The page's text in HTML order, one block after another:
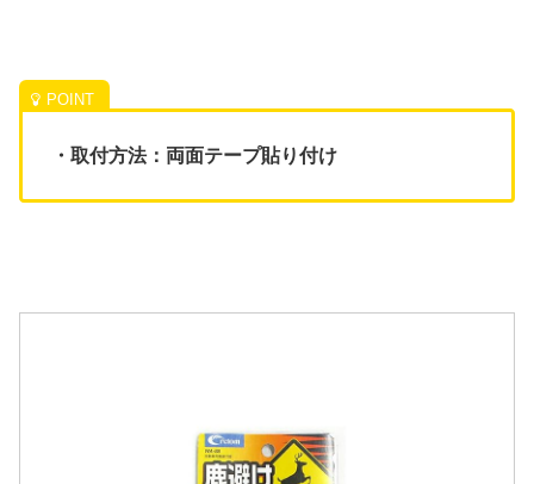
・取付方法：両面テープ貼り付け